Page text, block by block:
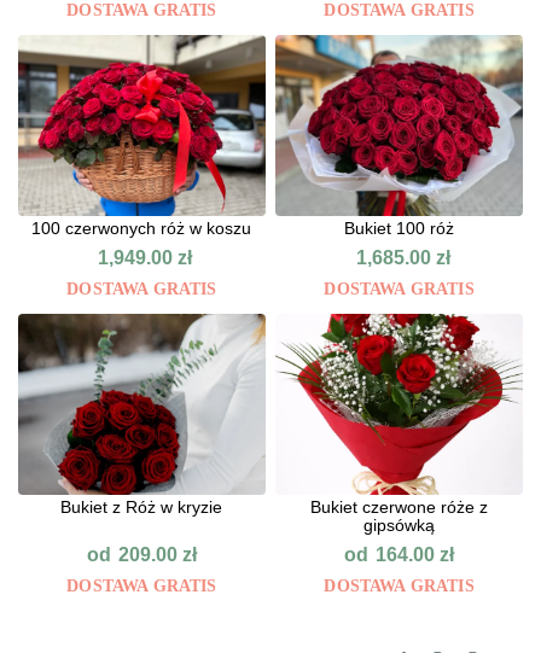
DOSTAWA GRATIS DOSTAWA GRATIS
100 czerwonych róż w koszu
1,949.00zł
DOSTAWA GRATIS
Bukiet 100 róż
1,685.00 zł
DOSTAWA GRATIS
Bukiet z Róż w kryzie
od 209.00 zł
DOSTAWA GRATIS
Bukiet czerwone róże z
gipsówką
od 164.00zł
DOSTAWA GRATIS